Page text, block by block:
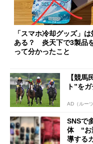
「スマホ冷却グッズ」
ある？ 炎天下で3製品
って分かったこと
【競馬
ト”を
AD（ルーツ
SNSで
体 “お
導する